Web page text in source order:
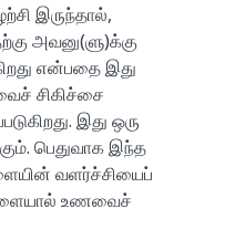
இருந்தால்,
அவனு(ளு)க்கு
என்பதை இது
சிகிச்சை
இது ஒரு
பெதுவாக இந்த
வளர்ச்சியைப்
உணவைச்